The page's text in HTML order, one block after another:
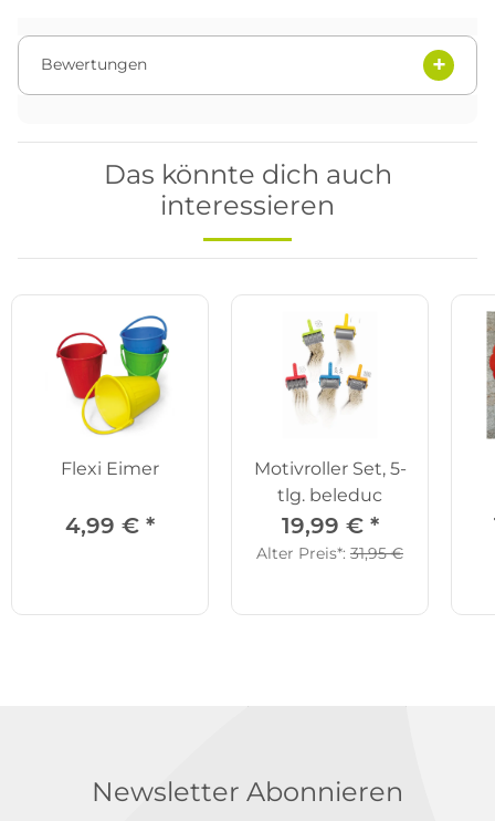
Bewertungen
Das könnte dich auch
interessieren
Flexi Eimer
4,99 € *
Motivroller Set, 5-
tlg. beleduc
19,99 € *
Alter Preis*: 31,95 €
Newsletter Abonnieren